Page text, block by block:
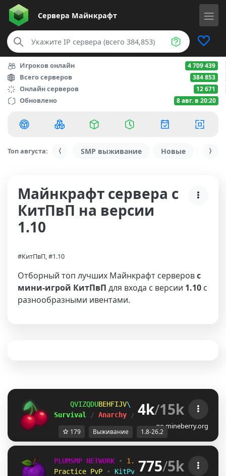
Сервера Майнкрафт
Игроков онлайн 4 709 439
Всего серверов 384 853
Онлайн серверов 12 671
Обновлено 8 авг. в 20:20
Топ августа: SMP выживание Новые С
Майнкрафт сервера с
КитПвП на версии
1.10
#КитПвП, #1.10
Отборный топ лучших Майнкрафт серверовс
мини-игрой КитПвП для входа с версии 1.10 с
разнообразными ивентами.
MQSKZLGTSC]LJA] ＭＩＮＥＢＥＲＲＹ
Survival
/ Anarchy / BedWars / SkyWars
4k/15k
go.mineberry.org
179 Выживание 1.8-26.2
PLUMSMP NETWORK • 1.7.2 ➜ 26.2
Practice PvP
• KitPvP • Lifesteal
775/5k